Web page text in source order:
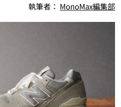
執筆者： MonoMax編集部